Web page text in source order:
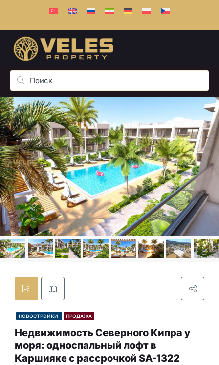
НОВОСТРОЙКИ ПРОДАЖА
Недвижимость Северного Кипра у
моря: односпальный лофт в
Каршияке с рассрочкой SA-1322